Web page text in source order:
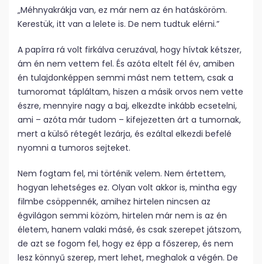
„Méhnyakrákja van, ez már nem az én hatásköröm.
Kerestük, itt van a lelete is. De nem tudtuk elérni.”
A papírra rá volt firkálva ceruzával, hogy hívtak kétszer,
ám én nem vettem fel. És azóta eltelt fél év, amiben
én tulajdonképpen semmi mást nem tettem, csak a
tumoromat tápláltam, hiszen a másik orvos nem vette
észre, mennyire nagy a baj, elkezdte inkább ecsetelni,
ami – azóta már tudom – kifejezetten árt a tumornak,
mert a külső rétegét lezárja, és ezáltal elkezdi befelé
nyomni a tumoros sejteket.
Nem fogtam fel, mi történik velem. Nem értettem,
hogyan lehetséges ez. Olyan volt akkor is, mintha egy
filmbe csöppennék, amihez hirtelen nincsen az
égvilágon semmi közöm, hirtelen már nem is az én
életem, hanem valaki másé, és csak szerepet játszom,
de azt se fogom fel, hogy ez épp a főszerep, és nem
lesz könnyű szerep, mert lehet, meghalok a végén. De